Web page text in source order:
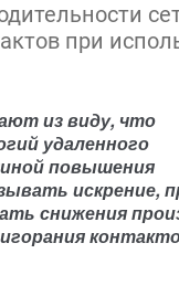
при
из виду, что
удаленного
повышения
искрение,
снижения